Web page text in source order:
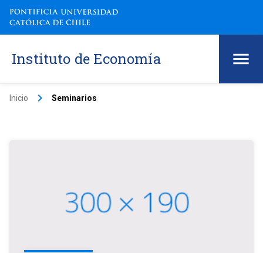
Instituto de Economía
Inicio keyboard_arrow_right Seminarios